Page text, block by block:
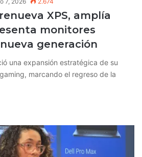
XPS, amplía
monitores
generación
una expansión estratégica de su
marcando el regreso de la